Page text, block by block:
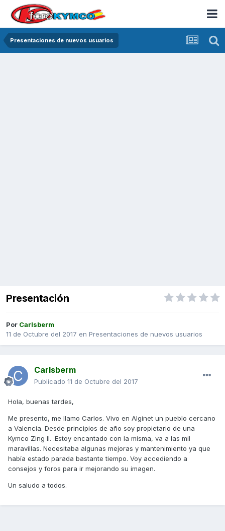
Presentaciones de nuevos usuarios
Presentación
Por Carlsberm
11 de Octubre del 2017 en Presentaciones de nuevos usuarios
Carlsberm
Publicado 11 de Octubre del 2017
Hola, buenas tardes,
Me presento, me llamo Carlos. Vivo en Alginet un pueblo cercano
a Valencia. Desde principios de año soy propietario de una
Kymco Zing II. .Estoy encantado con la misma, va a las mil
maravillas. Necesitaba algunas mejoras y mantenimiento ya que
había estado parada bastante tiempo. Voy accediendo a
consejos y foros para ir mejorando su imagen.
Un saludo a todos.